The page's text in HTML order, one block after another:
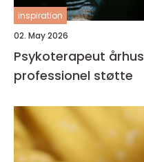
inspiration
02. May 2026
Psykoterapeut århus når livet kalder på
professionel støtte